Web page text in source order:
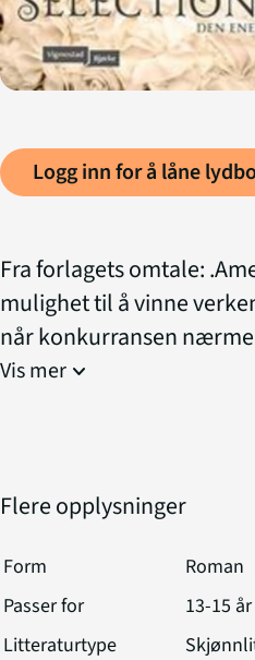
Logg inn for å låne
Fra forlagets omtale:
mulighet til å vinne
når konkurransen
slottsmurene stadig
Vis mer expand_more
Flere opplysninger
Form
Roman
Passer for
13-15 år
Litteraturtype